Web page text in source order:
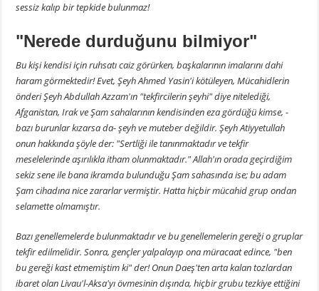
sessiz kalıp bir tepkide bulunmaz!
"Nerede durduğunu bilmiyor"
Bu kişi kendisi için ruhsatı caiz görürken, başkalarının imalarını dahi
haram görmektedir! Evet, Şeyh Ahmed Yasin'i kötüleyen, Mücahidlerin
önderi Şeyh Abdullah Azzam'ın "tekfircilerin şeyhi" diye nitelediği,
Afganistan, Irak ve Şam sahalarının kendisinden eza gördüğü kimse, -
bazı burunlar kızarsa da- şeyh ve muteber değildir. Şeyh Atiyyetullah
onun hakkında şöyle der: "Sertliği ile tanınmaktadır ve tekfir
meselelerinde aşırılıkla itham olunmaktadır." Allah'ın orada geçirdiğim
sekiz sene ile bana ikramda bulunduğu Şam sahasında ise; bu adam
Şam cihadına nice zararlar vermiştir. Hatta hiçbir mücahid grup ondan
selamette olmamıştır.
Bazı genellemelerde bulunmaktadır ve bu genellemelerin gereği o gruplar
tekfir edilmelidir. Sonra, gençler yalpalayıp ona müracaat edince, "ben
bu gereği kast etmemiştim ki" der! Onun Daeş'ten arta kalan tozlardan
ibaret olan Livau'l-Aksa'yı övmesinin dışında, hiçbir grubu tezkiye ettiğini